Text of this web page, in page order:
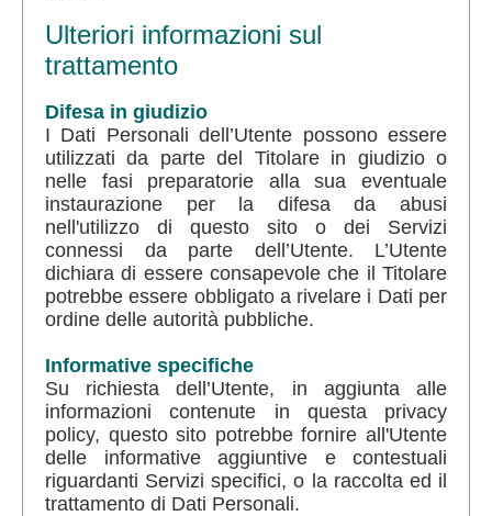
Ulteriori informazioni sul
trattamento
Difesa in giudizio
I Dati Personali dell’Utente possono essere
utilizzati da parte del Titolare in giudizio o
nelle fasi preparatorie alla sua eventuale
instaurazione per la difesa da abusi
nell'utilizzo di questo sito o dei Servizi
connessi da parte dell’Utente. L’Utente
dichiara di essere consapevole che il Titolare
potrebbe essere obbligato a rivelare i Dati per
ordine delle autorità pubbliche.
Informative specifiche
Su richiesta dell’Utente, in aggiunta alle
informazioni contenute in questa privacy
policy, questo sito potrebbe fornire all'Utente
delle informative aggiuntive e contestuali
riguardanti Servizi specifici, o la raccolta ed il
trattamento di Dati Personali.